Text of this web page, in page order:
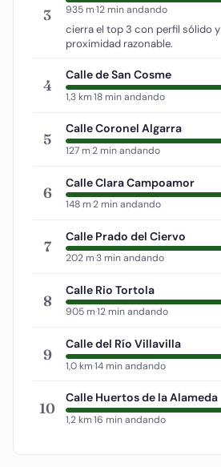
3 935 m·12 min andando
cierra el top 3 con perfil sólido y
proximidad razonable.
4
Calle de San Cosme
1,3 km·18 min andando
5
Calle Coronel Algarra
127 m·2 min andando
6
Calle Clara Campoamor
148 m·2 min andando
7
Calle Prado del Ciervo
202 m·3 min andando
8
Calle Rio Tortola
905 m·12 min andando
9
Calle del Río Villavilla
1,0 km·14 min andando
10
Calle Huertos de la Alameda
1,2 km·16 min andando